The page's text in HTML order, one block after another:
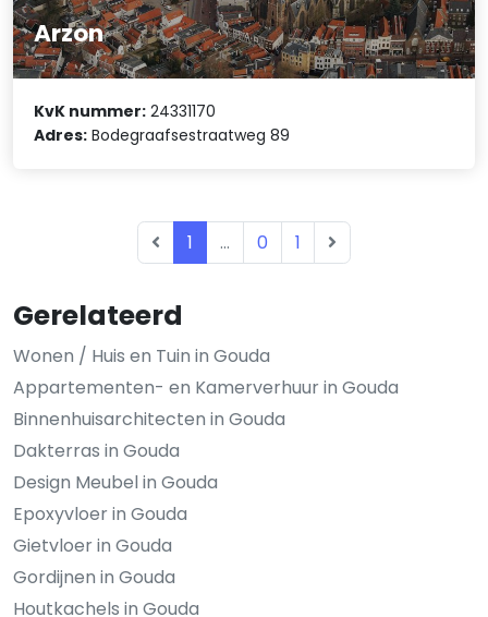
Gerelateerd
Wonen / Huis en Tuin in Gouda
Appartementen- en Kamerverhuur in Gouda
Binnenhuisarchitecten in Gouda
Dakterras in Gouda
Design Meubel in Gouda
Epoxyvloer in Gouda
Gietvloer in Gouda
Gordijnen in Gouda
Houtkachels in Gouda
Arzon
KvK nummer: 24331170
Adres: Bodegraafsestraatweg 89
1 ... 0 1